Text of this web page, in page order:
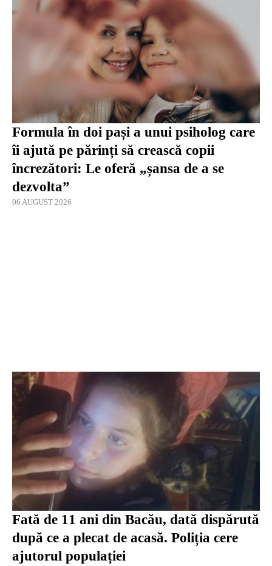
Formula în doi pași a unui psiholog care
îi ajută pe părinți să crească copii
încrezători: Le oferă „șansa de a se
dezvolta”
06 AUGUST 2026
Fată de 11 ani din Bacău, dată dispărută
după ce a plecat de acasă. Poliția cere
ajutorul populației